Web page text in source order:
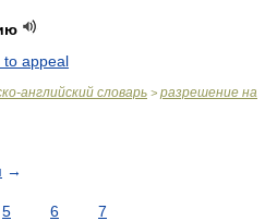
to appeal
английский словарь > разрешение на
→
5 6 7